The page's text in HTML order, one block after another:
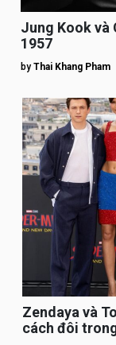
Jung Kook và
1957
by Thai Khang Pham
Zendaya và
cách đôi